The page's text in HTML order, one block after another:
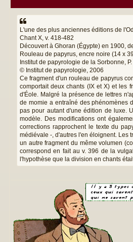
L'une des plus anciennes éditions de
Chant X, v. 418-482
Découvert à Ghoran (Égypte) en 1900,
Rouleau de papyrus, encre noire (14 x
Institut de papyrologie de la Sorbonne,
© Institut de papyrologie, 2006
Ce fragment d'un rouleau de papyrus
comportait deux chants (IX et X) et les
d'Éole. Malgré la présence de lettres
de momie a entraîné des phénomènes
pas pour autant d'une édition de luxe.
modèle. Des modifications ont
corrections rapprochent le texte du
médiévale -, d'autres l'en éloignent. Les
un autre fragment du même volumen
correspond en fait au v. 396 de la
l'hypothèse que la division en chants